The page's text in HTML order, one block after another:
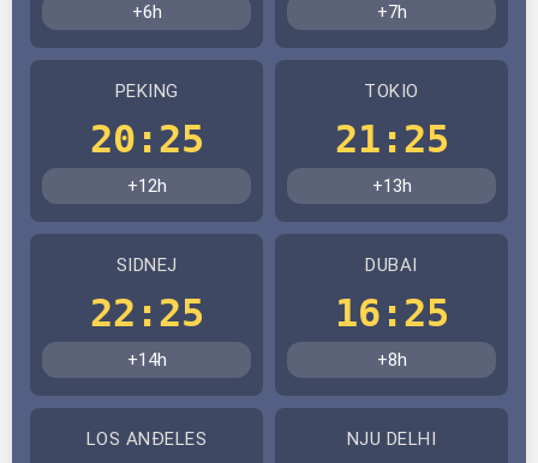
+6h +7h
PEKING
20:25
+12h
TOKIO
21:25
+13h
SIDNEJ
22:25
+14h
DUBAI
16:25
+8h
LOS ANĐELES NJU DELHI